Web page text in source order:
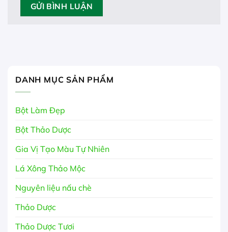
DANH MỤC SẢN PHẨM
Bột Làm Đẹp
Bột Thảo Dược
Gia Vị Tạo Màu Tự Nhiên
Lá Xông Thảo Mộc
Nguyên liệu nấu chè
Thảo Dược
Thảo Dược Tươi